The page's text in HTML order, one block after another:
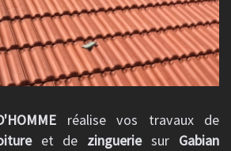
réalise vos travaux de
et de zingueriesur Gabian